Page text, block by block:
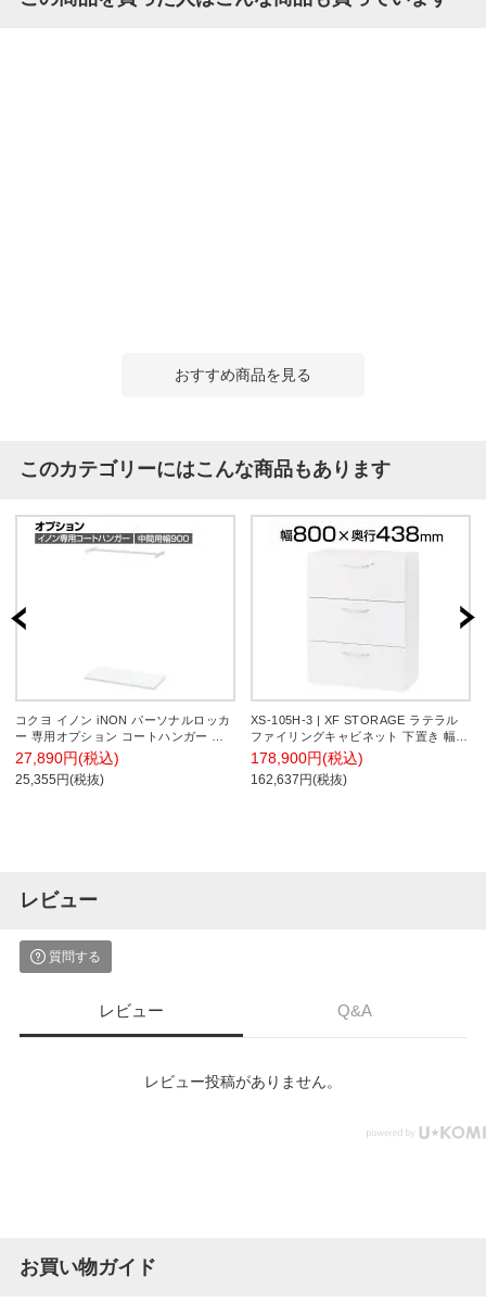
おすすめ商品を見る
このカテゴリーにはこんな商品もあります
コクヨ イノン iNON パーソナルロッカ
ー 専用オプション コートハンガー 中
間用 ホワイト 幅900mm
27,890円(税込)
25,355円(税抜)
XS-105H-3 | XF STORAGE ラテラル
ファイリングキャビネット 下置き 幅
800×奥行438×高さ1050mm プラス
(PLUS)
178,900円(税込)
162,637円(税抜)
レビュー
質問する
レビュー Q&A
レビュー投稿がありません。
お買い物ガイド